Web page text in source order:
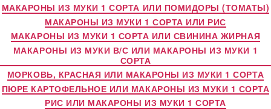
МАКАРОНЫ ИЗ МУКИ 1 СОРТА ИЛИ ПОМИДОРЫ (ТОМАТЫ)
МАКАРОНЫ ИЗ МУКИ 1 СОРТА ИЛИ РИС
МАКАРОНЫ ИЗ МУКИ 1 СОРТА ИЛИ СВИНИНА ЖИРНАЯ
МАКАРОНЫ ИЗ МУКИ В/С ИЛИ МАКАРОНЫ ИЗ МУКИ 1
СОРТА
МОРКОВЬ, КРАСНАЯ ИЛИ МАКАРОНЫ ИЗ МУКИ 1 СОРТА
ПЮРЕ КАРТОФЕЛЬНОЕ ИЛИ МАКАРОНЫ ИЗ МУКИ 1 СОРТА
РИС ИЛИ МАКАРОНЫ ИЗ МУКИ 1 СОРТА